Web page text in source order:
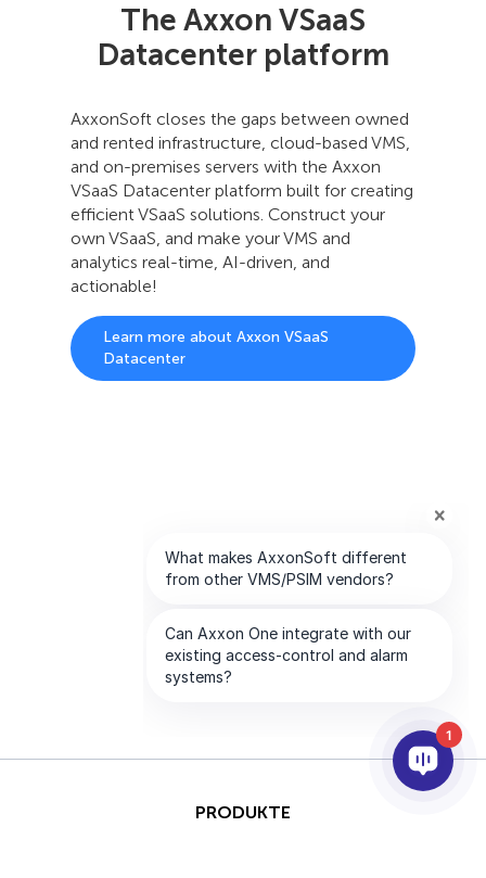
The Axxon VSaaS
Datacenter platform
AxxonSoft closes the gaps between owned
and rented infrastructure, cloud-based VMS,
and on-premises servers with the Axxon
VSaaS Datacenter platform built for creating
efficient VSaaS solutions. Construct your
own VSaaS, and make your VMS and
analytics real-time, AI-driven, and
actionable!
Learn more about Axxon VSaaS
Datacenter
PRODUKTE
1